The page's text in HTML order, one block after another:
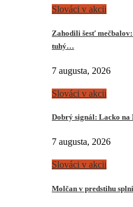
Slováci v akcii
Zahodili šesť
tuhý…
7 augusta, 2026
Slováci v akcii
Dobrý signál: Lacko
7 augusta, 2026
Slováci v akcii
Molčan v predstihu